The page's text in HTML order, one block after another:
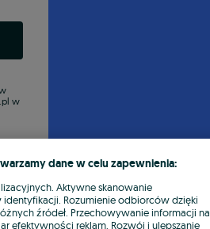
w
dane w celu zapewnienia:
Aktywne skanowanie
Rozumienie odbiorców dzięki
źródeł. Przechowywanie informacji na
efektywności reklam. Rozwój i ulepszanie